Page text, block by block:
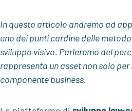
In questo articolo andremo ad
uno dei punti cardine delle
sviluppo visivo. Parleremo del
rappresenta un asset non solo
componente business.